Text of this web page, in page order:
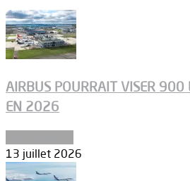
AIRBUS POURRAIT VISER 900
EN 2026
13 juillet 2026